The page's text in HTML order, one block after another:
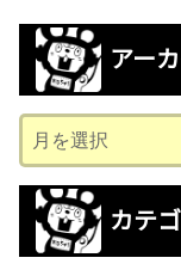
アー
ー
カ
ブ
カテ